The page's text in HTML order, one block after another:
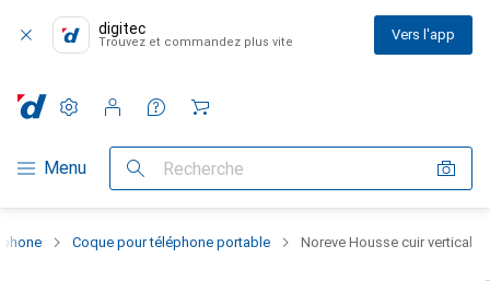
digitec
Trouvez et commandez plus vite Vers l'app
Navigation par catégorie
Menu Recherche
Paramètres
Compte client
Listes de comparaison
Listes d'envies
Panier
Coque pour téléphone portable Noreve Housse cuir vertical